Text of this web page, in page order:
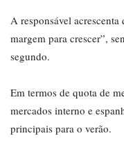
A responsável
margem para crescer”,
segundo.
Em termos de quota de
mercados interno e
principais para o verão.